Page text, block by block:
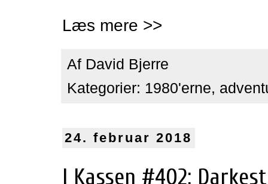
Læs mere >>
Af David Bjerre
Kategorier: 1980'erne,
24. februar 2018
I Kassen #402: